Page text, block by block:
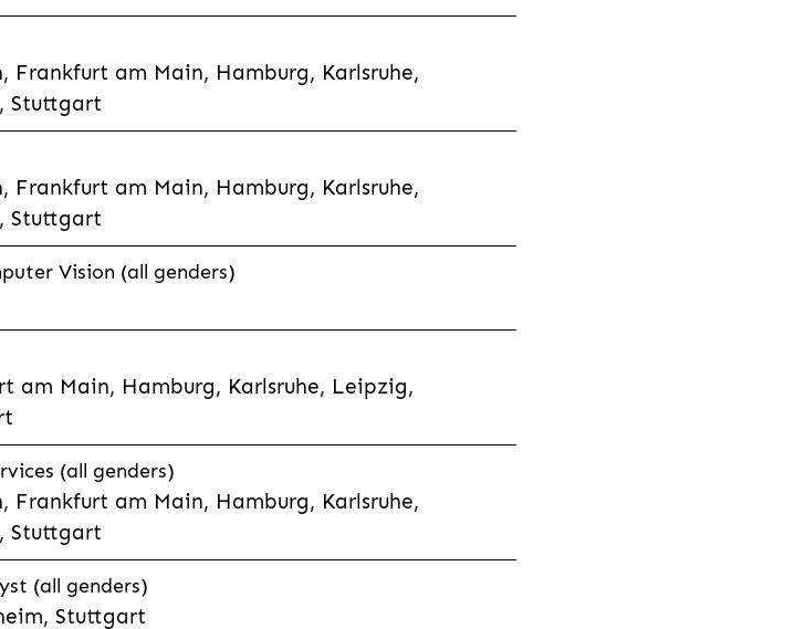
Frankfurt am Main, Hamburg, Karlsruhe,
Stuttgart
Frankfurt am Main, Hamburg, Karlsruhe,
Stuttgart
Vision (all genders)
am Main, Hamburg, Karlsruhe, Leipzig,
(all genders)
Frankfurt am Main, Hamburg, Karlsruhe,
Stuttgart
(all genders)
Stuttgart